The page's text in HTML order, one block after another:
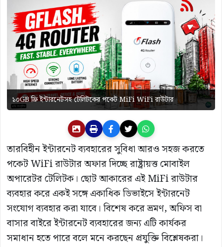
১০GB ফ্রি ইন্টারনেটসহ টেলিটকের পকেট MiFi WiFi রাউটার
তারবিহীন ইন্টারনেট ব্যবহারের সুবিধা আরও সহজ করতে
পকেট WiFi রাউটার অফার দিচ্ছে রাষ্ট্রায়ত্ত মোবাইল
অপারেটর টেলিটক। ছোট আকারের এই MiFi রাউটার
ব্যবহার করে একই সঙ্গে একাধিক ডিভাইসে ইন্টারনেট
সংযোগ ব্যবহার করা যাবে। বিশেষ করে ভ্রমণ, অফিস বা
বাসার বাইরে ইন্টারনেট ব্যবহারের জন্য এটি কার্যকর
সমাধান হতে পারে বলে মনে করছেন প্রযুক্তি বিশ্লেষকরা।